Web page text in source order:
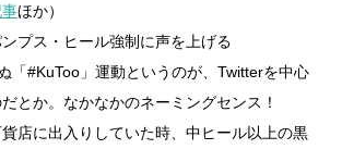
ほか）
プス・ヒール強制に声を上げる
「#KuToo」運動というのが、Twitterを中心
とか。なかなかのネーミングセンス！
店に出入りしていた時、中ヒール以上の黒